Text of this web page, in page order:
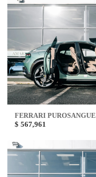
FERRARI PUROSANGUE
$ 567,961